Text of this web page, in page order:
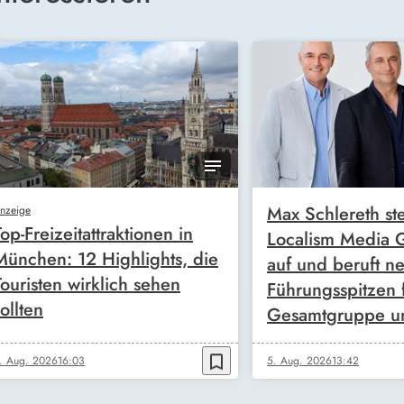
Freizeitattraktionen in
12 Highlights, die
wirklich sehen
Aug. 202616:03 bookmark_border
Max Schlereth
Localism Media
auf und beruft
Führungsspitzen
Gesamtgruppe
5. Aug. 202613:42